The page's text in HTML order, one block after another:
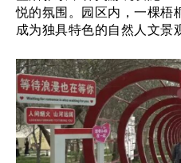
悦的氛围。园区内，一棵梧
成为独具特色的自然人文景